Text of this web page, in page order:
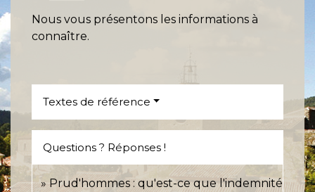
Nous vous présentons les informations à
connaître.
Textes de référence
Questions ? Réponses !
Prud'hommes : qu'est-ce que l'indemnité